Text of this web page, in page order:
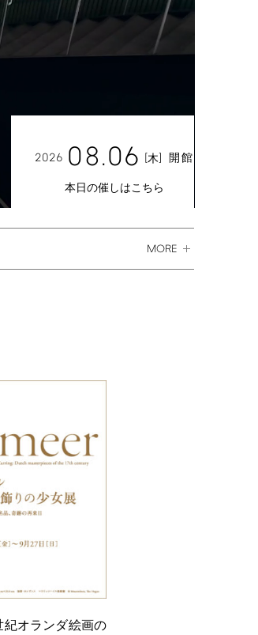
2026 08.06 [木] 開館
本日の催しはこちら
MORE
紀オランダ絵画の